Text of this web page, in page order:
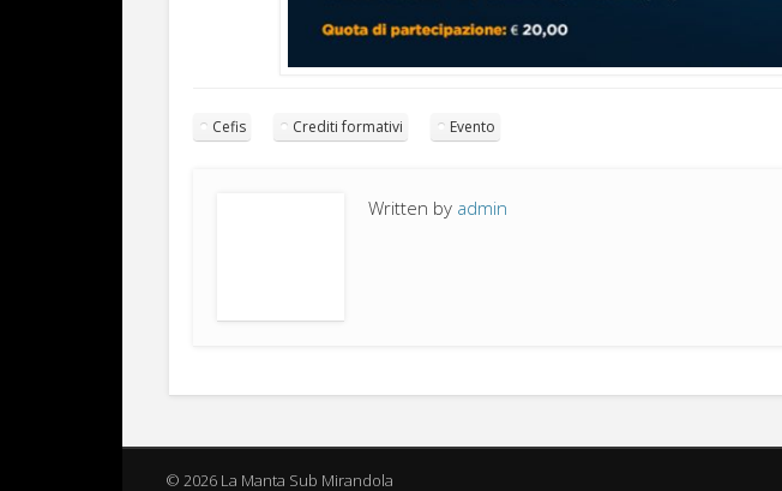
Cefis Crediti formativi Evento
Written by admin
© 2026 La Manta Sub Mirandola